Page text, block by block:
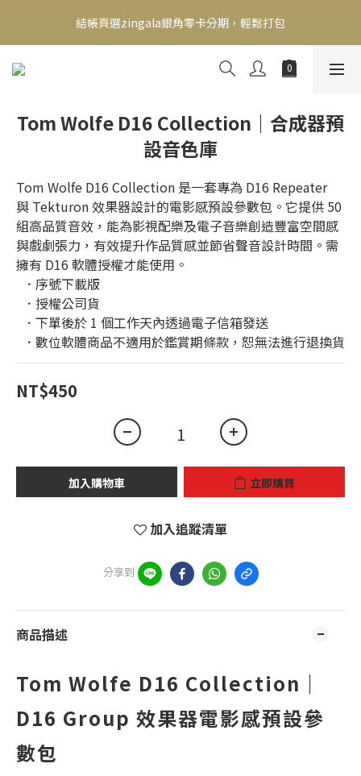
新會員送500！滿額最高回饋2000，刷卡最高12期零利率，馬上了
解👉
結帳頁選zingala銀角零卡分期，輕鬆打包
新會員送500！滿額最高回饋2000，刷卡最高12期零利率，馬上了
Tom Wolfe D16 Collection｜合成器預
設音色庫
Tom Wolfe D16 Collection 是一套專為 D16 Repeater
與 Tekturon 效果器設計的電影感預設參數包。它提供 50
組高品質音效，能為影視配樂及電子音樂創造豐富空間感
與戲劇張力，有效提升作品質感並節省聲音設計時間。需
擁有 D16 軟體授權才能使用。
  ．序號下載版
  ．授權公司貨
  ．下單後於 1 個工作天內透過電子信箱發送
  ．數位軟體商品不適用於鑑賞期條款，恕無法進行退換貨
NT$450
加入購物車 立即購買
加入追蹤清單
分享到
商品描述
Tom Wolfe D16 Collection｜
D16 Group 效果器電影感預設參
數包